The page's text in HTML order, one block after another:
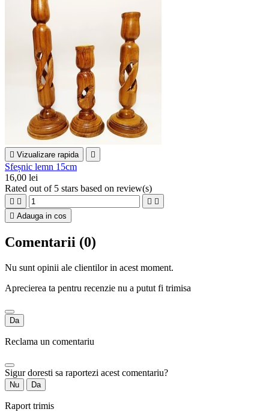
 Vizualizare rapida 
Sfeșnic lemn 15cm
16,00 lei
Rated out of 5 stars based on review(s)
   
 Adauga in cos
Comentarii (0)
Nu sunt opinii ale clientilor in acest moment.
Aprecierea ta pentru recenzie nu a putut fi trimisa
Da
Reclama un comentariu
Sigur doresti sa raportezi acest comentariu?
Nu Da
Raport trimis